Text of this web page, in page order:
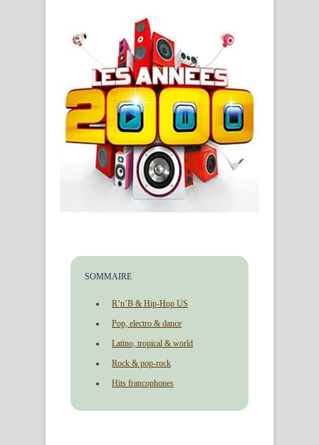
SOMMAIRE
R’n’B & Hip-Hop US
Pop, electro & dance
Latino, tropical & world
Rock & pop-rock
Hits francophones